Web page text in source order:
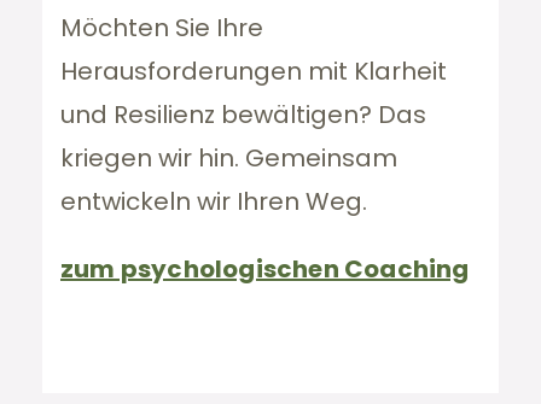
Möchten Sie Ihre
Herausforderungen mit Klarheit
und Resilienz bewältigen? Das
kriegen wir hin. Gemeinsam
entwickeln wir Ihren Weg.
zum psychologischen Coaching